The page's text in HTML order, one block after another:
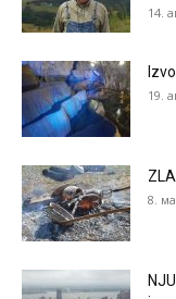
14.
19.
8.